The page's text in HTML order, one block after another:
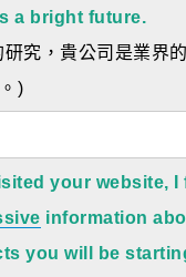
a bright future.
研究，貴公司是業界
)
your website, I
information
you will be